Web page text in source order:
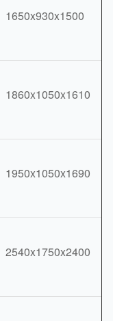
1650x930x1500
1860x1050x1610
1950x1050x1690
2540x1750x2400